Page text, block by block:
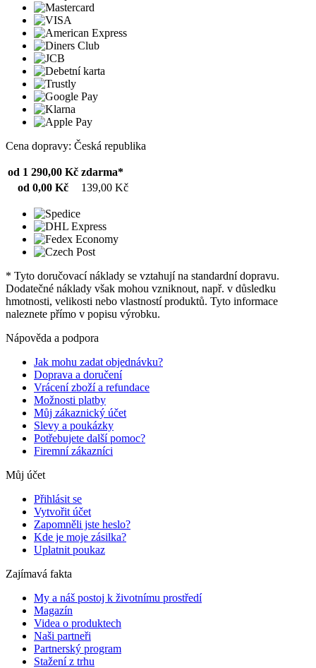
Cena dopravy: Česká republika
od 1 290,00 Kč zdarma*
od 0,00 Kč
139,00 Kč
* Tyto doručovací náklady se vztahují na standardní dopravu.
Dodatečné náklady však mohou vzniknout, např. v důsledku
hmotnosti, velikosti nebo vlastností produktů. Tyto informace
naleznete přímo v popisu výrobku.
Nápověda a podpora
Jak mohu zadat objednávku?
Doprava a doručení
Vrácení zboží a refundace
Možnosti platby
Můj zákaznický účet
Slevy a poukázky
Potřebujete další pomoc?
Firemní zákazníci
Můj účet
Přihlásit se
Vytvořit účet
Zapomněli jste heslo?
Kde je moje zásilka?
Uplatnit poukaz
Zajímavá fakta
My a náš postoj k životnímu prostředí
Magazín
Videa o produktech
Naši partneři
Partnerský program
Stažení z trhu